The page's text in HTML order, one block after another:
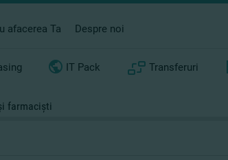
afacerea Ta Despre noi
IT Pack Transferuri
farmacişti